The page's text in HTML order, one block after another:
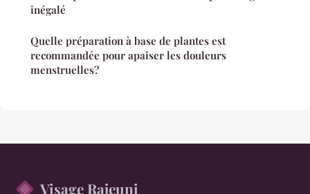
inégalé
Quelle préparation à base de plantes est
recommandée pour apaiser les douleurs
menstruelles?
Visage Rajeuni